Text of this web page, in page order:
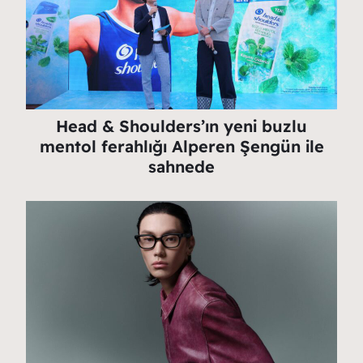
Head & Shoulders’ın yeni buzlu
mentol ferahlığı Alperen Şengün ile
sahnede